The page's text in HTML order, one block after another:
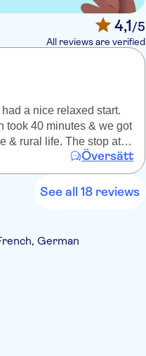
4,1/5
All reviews are verified
a nice relaxed start.
took 40 minutes & we got
& rural life. The stop at
to support local
to buy anything. Our
& interesting. We
trip.
Översätt
See all 18 reviews
German